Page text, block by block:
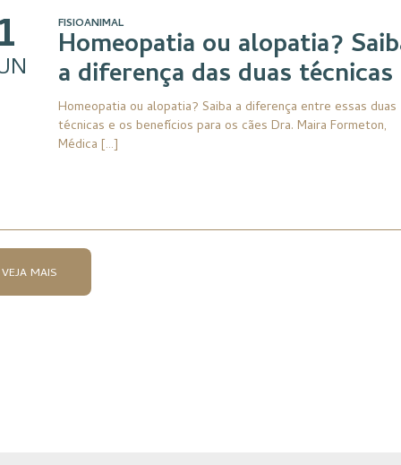
FISIOANIMAL
Homeopatia ou alopatia?
a diferença das duas técnicas
Homeopatia ou alopatia? Saiba a diferença entre essas duas
técnicas e os benefícios para os cães Dra. Maira Formeton,
Médica […]
VEJA MAIS